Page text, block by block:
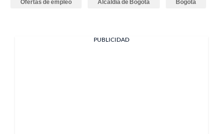
Ofertas de empleo Alcaldía de Bogotá Bogotá
PUBLICIDAD